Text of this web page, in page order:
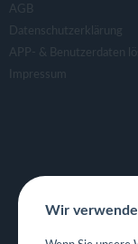
AGB
Datenschutzerklärung
APP- & Benutzerdaten
Impressum
Wir